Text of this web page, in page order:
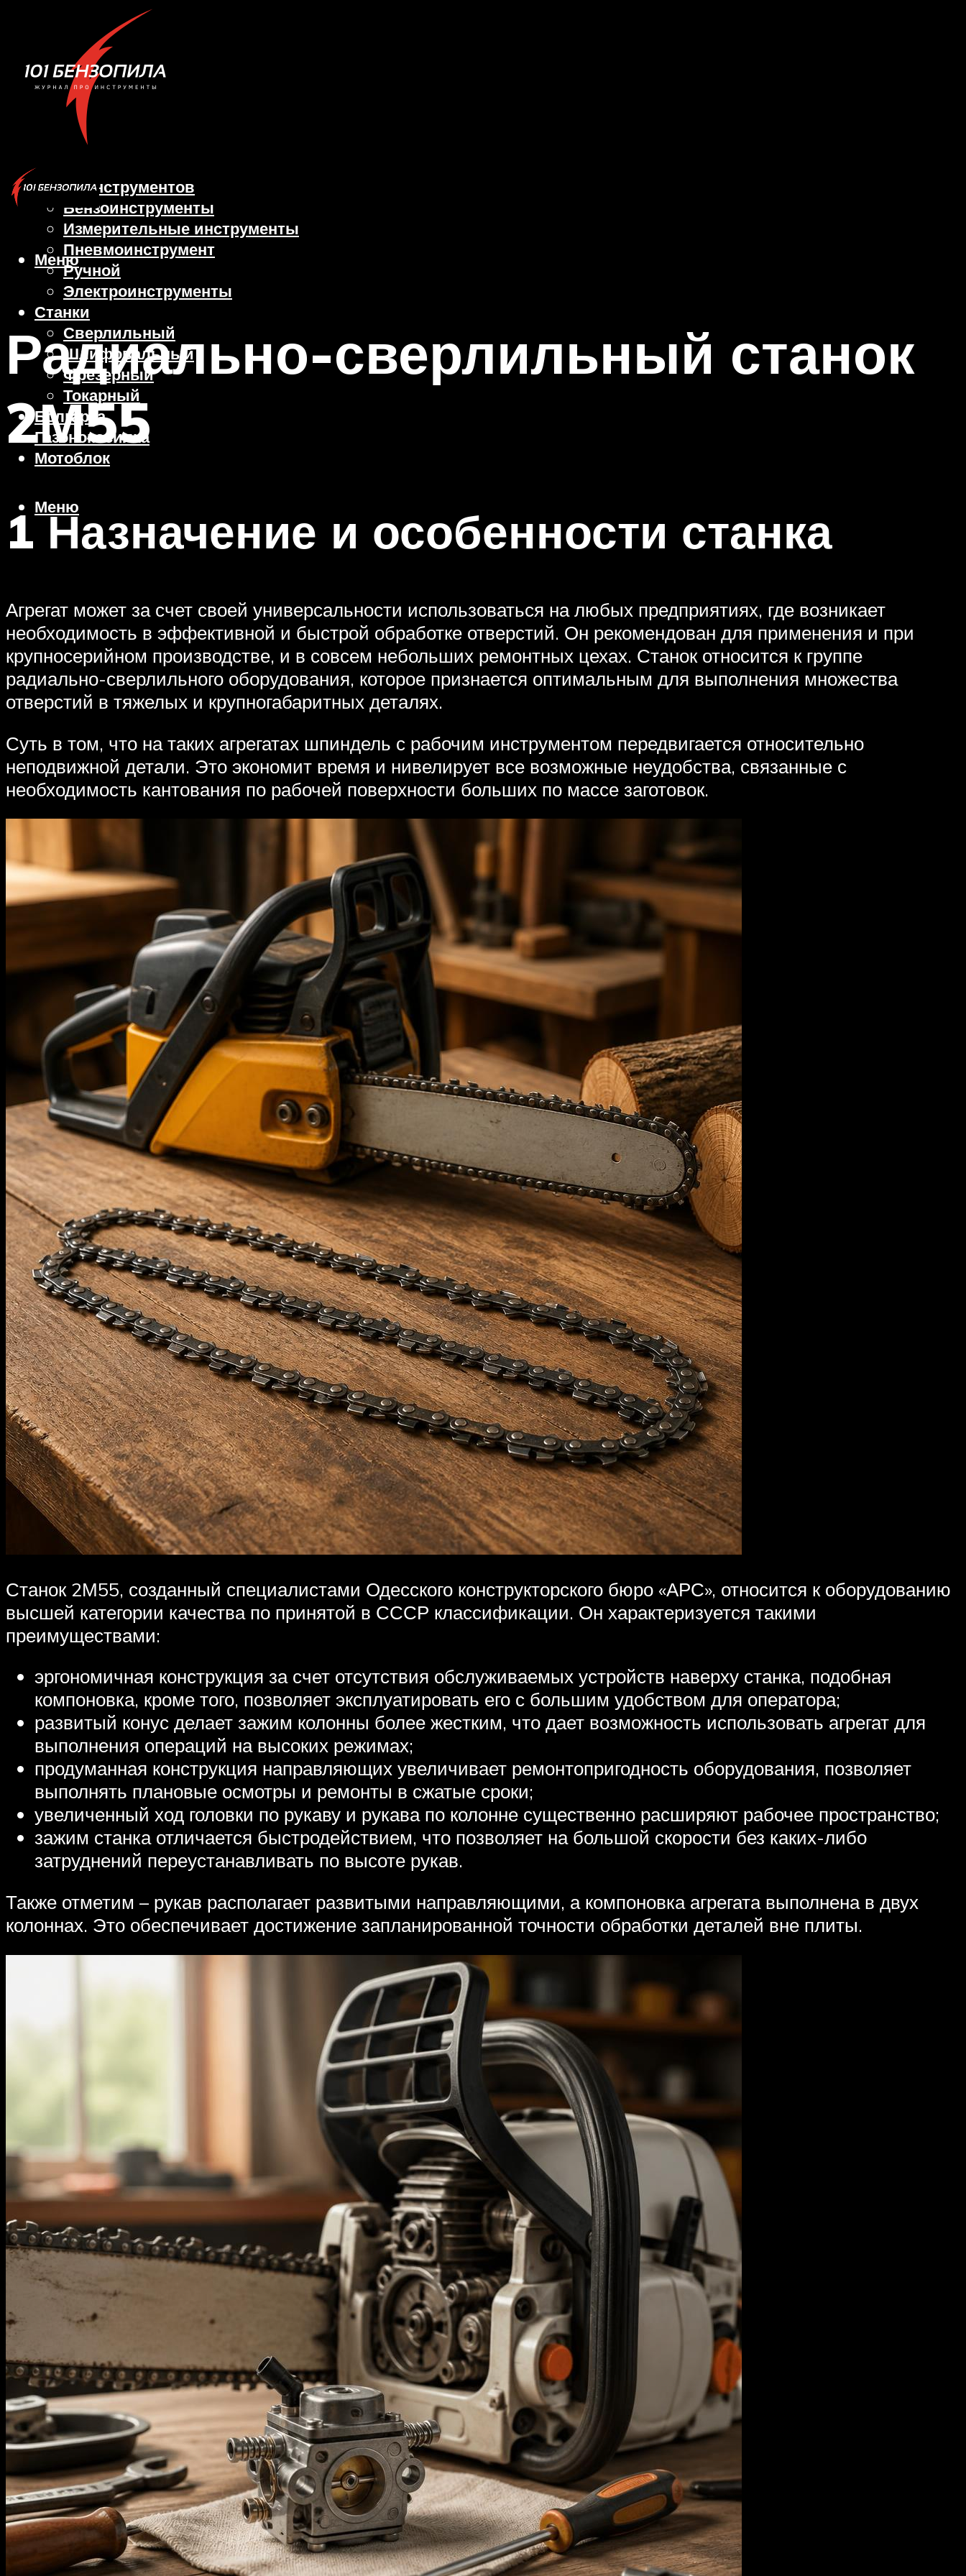
Виды инструментов
Бензоинструменты
Измерительные инструменты
Пневмоинструмент
Ручной
Электроинструменты
Станки
Сверлильный
Шлифовальный
Фрезерный
Токарный
Болгарка
Газонокосилка
Мотоблок
Меню
Меню
Радиально-сверлильный станок
2М55
1 Назначение и особенности станка
Агрегат может за счет своей универсальности использоваться на любых предприятиях, где возникает
необходимость в эффективной и быстрой обработке отверстий. Он рекомендован для применения и при
крупносерийном производстве, и в совсем небольших ремонтных цехах. Станок относится к группе
радиально-сверлильного оборудования, которое признается оптимальным для выполнения множества
отверстий в тяжелых и крупногабаритных деталях.
Суть в том, что на таких агрегатах шпиндель с рабочим инструментом передвигается относительно
неподвижной детали. Это экономит время и нивелирует все возможные неудобства, связанные с
необходимость кантования по рабочей поверхности больших по массе заготовок.
Станок 2М55, созданный специалистами Одесского конструкторского бюро «АРС», относится к оборудованию
высшей категории качества по принятой в СССР классификации. Он характеризуется такими
преимуществами:
эргономичная конструкция за счет отсутствия обслуживаемых устройств наверху станка, подобная
компоновка, кроме того, позволяет эксплуатировать его с большим удобством для оператора;
развитый конус делает зажим колонны более жестким, что дает возможность использовать агрегат для
выполнения операций на высоких режимах;
продуманная конструкция направляющих увеличивает ремонтопригодность оборудования, позволяет
выполнять плановые осмотры и ремонты в сжатые сроки;
увеличенный ход головки по рукаву и рукава по колонне существенно расширяют рабочее пространство;
зажим станка отличается быстродействием, что позволяет на большой скорости без каких-либо
затруднений переустанавливать по высоте рукав.
Также отметим – рукав располагает развитыми направляющими, а компоновка агрегата выполнена в двух
колоннах. Это обеспечивает достижение запланированной точности обработки деталей вне плиты.